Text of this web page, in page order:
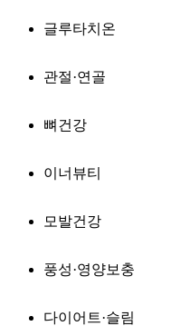
글루타치온
관절·연골
뼈건강
이너뷰티
모발건강
풍성·영양보충
다이어트·슬림